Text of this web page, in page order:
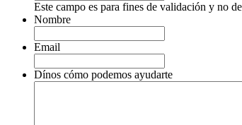
Este campo es para fines de validación y no
Nombre
Email
Dínos cómo podemos ayudarte